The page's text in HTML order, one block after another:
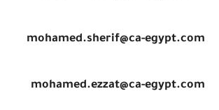
mohamed.sherif@ca-egypt.com
mohamed.ezzat@ca-egypt.com